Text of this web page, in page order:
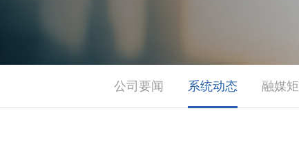
公司要闻 系统动态 融媒